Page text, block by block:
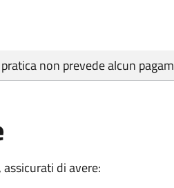
non prevede alcun
di avere: